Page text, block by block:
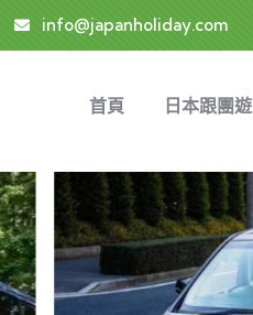
info@japanholiday.com
首頁 日本跟團遊